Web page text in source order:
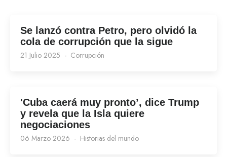
Se lanzó contra Petro, pero olvidó la
cola de corrupción que la sigue
21 Julio 2025 Corrupción
'Cuba caerá muy pronto’, dice Trump
y revela que la Isla quiere
negociaciones
06 Marzo 2026 Historias del mundo